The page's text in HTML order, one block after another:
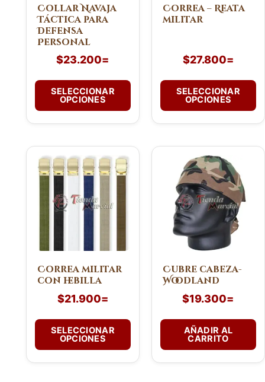
Collar Navaja
Táctica para
Defensa
Personal
$23.200=
SELECCIONAR
OPCIONES
pueden
elegir
en
la
página
producto
Correa – Reata
militar
$27.800=
SELECCIONAR
OPCIONES
pueden
elegir
página
producto
Correa militar
con hebilla
$21.900=
SELECCIONAR
OPCIONES
producto
múltiples
variantes.
se
pueden
elegir
página
producto
Cubre cabeza-
Woodland
$19.300=
AÑADIR AL
CARRITO